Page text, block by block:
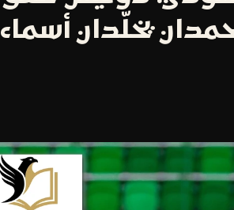
يخلّدان أسماء